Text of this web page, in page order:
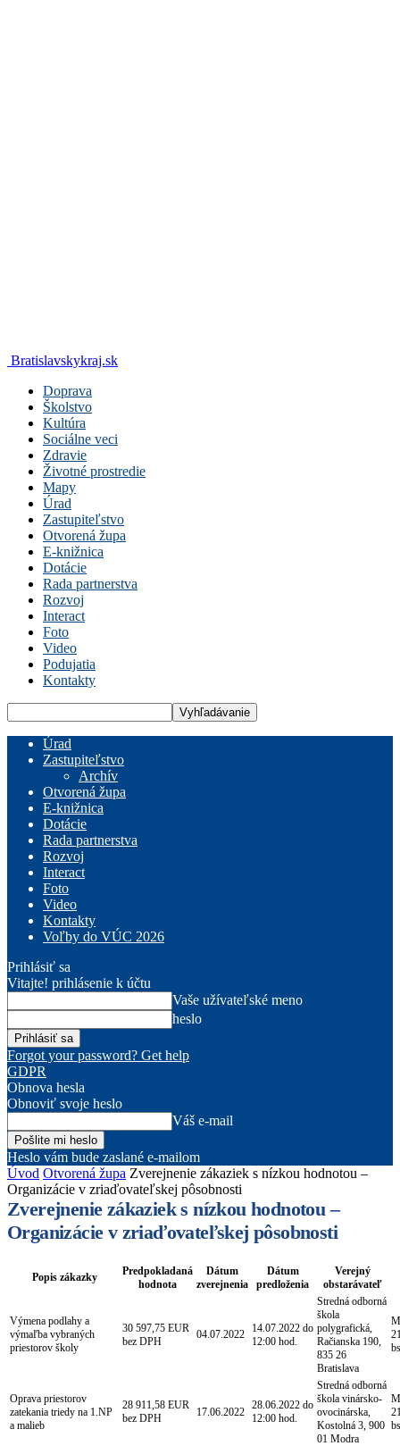
Bratislavskykraj.sk
Doprava
Školstvo
Kultúra
Sociálne veci
Zdravie
Životné prostredie
Mapy
Úrad
Zastupiteľstvo
Otvorená župa
E-knižnica
Dotácie
Rada partnerstva
Rozvoj
Interact
Foto
Video
Podujatia
Kontakty
Úrad
Zastupiteľstvo
Archív
Otvorená župa
E-knižnica
Dotácie
Rada partnerstva
Rozvoj
Interact
Foto
Video
Kontakty
Voľby do VÚC 2026
Prihlásiť sa
Vitajte! prihlásenie k účtu
Vaše užívateľské meno
heslo
Forgot your password? Get help
GDPR
Obnova hesla
Obnoviť svoje heslo
Váš e-mail
Heslo vám bude zaslané e-mailom
Úvod Otvorená župa Zverejnenie zákaziek s nízkou hodnotou –
Organizácie v zriaďovateľskej pôsobnosti
Zverejnenie zákaziek s nízkou hodnotou –
Organizácie v zriaďovateľskej pôsobnosti
Popis zákazky
Predpokladaná
hodnota
Dátum
zverejnenia
Dátum
predloženia
Verejný
obstarávateľ
Výmena podlahy a
výmaľba vybraných
priestorov školy
30 597,75 EUR
bez DPH
04.07.2022
14.07.2022 do
12:00 hod.
Stredná odborná
škola
polygrafická,
Račianska 190,
835 26
Bratislava
Oprava priestorov
zatekania triedy na 1.NP
a malieb
28 911,58 EUR
bez DPH
17.06.2022
28.06.2022 do
12:00 hod.
Stredná odborná
škola vinársko-
ovocinárska,
Kostolná 3, 900
01 Modra